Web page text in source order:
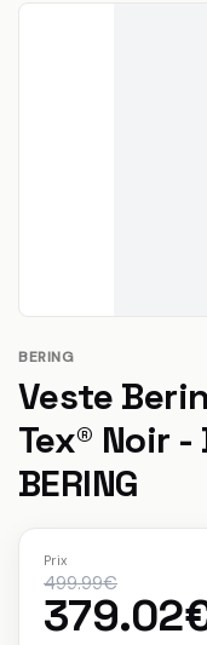
BERING
Veste
Tex® Noir
BERING
Prix
499.99€